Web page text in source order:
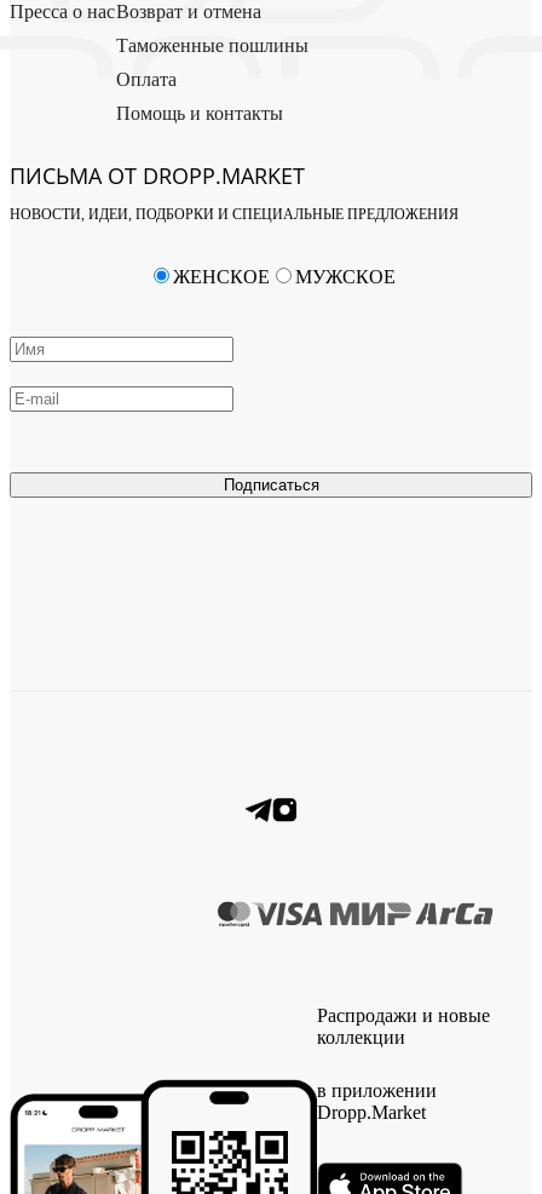
Пресса о насВозврат и отмена
Таможенные пошлины
Оплата
Помощь и контакты
ПИСЬМА ОТ DROPP.MARKET
НОВОСТИ, ИДЕИ, ПОДБОРКИ И СПЕЦИАЛЬНЫЕ ПРЕДЛОЖЕНИЯ
Подписаться
ЖЕНСКОЕ МУЖСКОЕ
Распродажи и новые
коллекции
в приложении
Dropp.Market